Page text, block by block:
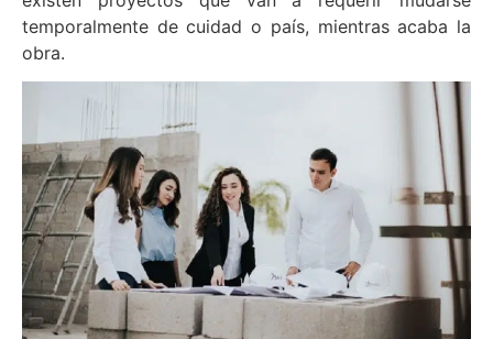
temporalmente de cuidad o país, mientras acaba la
obra.